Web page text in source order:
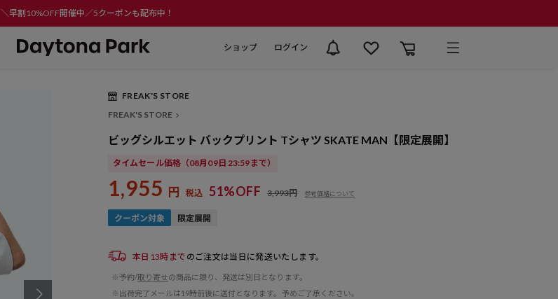
＼早割10%OFF開催中／5クーポンも配布中！
ショップ ログイン
FREAK'S STORE
FREAK'S STORE
ビッグシルエット バックプリント Tシャツ SKATE MAN【限定展開】
タイムセール価格（08月09日 23:59まで）
1,955 円 税込 51%OFF 3,993円 参考価格について
本日13時まで のご注文は当日に発送いたします。
※予約/取り寄せの商品に限り、発送は別日となります。
※出荷完了メールは19時前後に送付となります。予めご了承ください。